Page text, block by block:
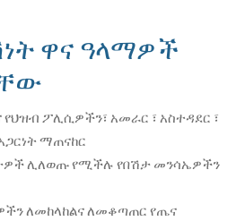
ዋና ዓላማዎች
የህዝብ ፖሊሲዎችን፣ አመራር ፣ አስተዳደር ፣
ማጠናከር
ሊለወጡ የሚችሉ የበሽታ መንሳኤዎችን
ለመከላከልና ለመቆጣጠር የጤና